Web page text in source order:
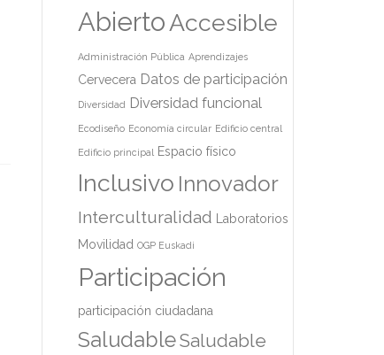
AbiertoAccesible
Administración Pública Aprendizajes
Cervecera Datos de participación
Diversidad Diversidad funcional
Ecodiseño Economía circular Edificio central
Edificio principal Espacio físico
Inclusivo Innovador
Interculturalidad
Laboratorios
Movilidad OGP Euskadi
Participación
participación ciudadana
SaludableSaludable